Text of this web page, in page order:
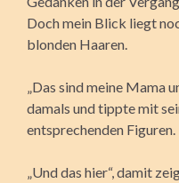
Doch mein Blick liegt
blonden Haaren.
„Das sind meine Mama
damals und tippte mit
entsprechenden Figuren.
„Und das hier“, damit